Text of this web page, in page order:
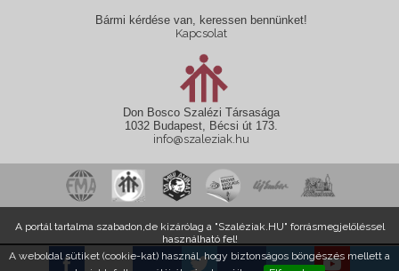
A weboldal sütiket (cookie-kat) használ, hogy biztonságos böngészés mellett a
Bármi kérdése van, keressen bennünket!
Kapcsolat
Don Bosco Szalézi Társasága
1032 Budapest, Bécsi út 173.
info@szaleziak.hu
A portál tartalma szabadon,de kizárólag a "Szaléziak.HU" forrásmegjelöléssel
használható fel!